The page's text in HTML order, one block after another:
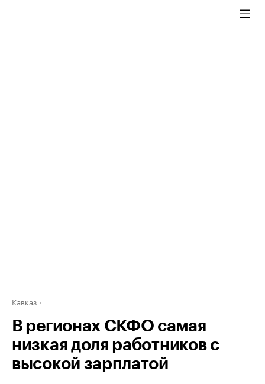
Кавказ
В регионах СКФО самая
низкая доля работников с
высокой зарплатой